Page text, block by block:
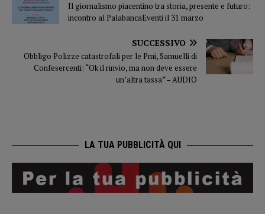
Il giornalismo piacentino tra storia, presente e futuro:
incontro al PalabancaEventi il 31 marzo
SUCCESSIVO
Obbligo Polizze catastrofali per le Pmi, Samuelli di
Confesercenti: “Ok il rinvio, ma non deve essere
un’altra tassa” – AUDIO
LA TUA PUBBLICITÀ QUI